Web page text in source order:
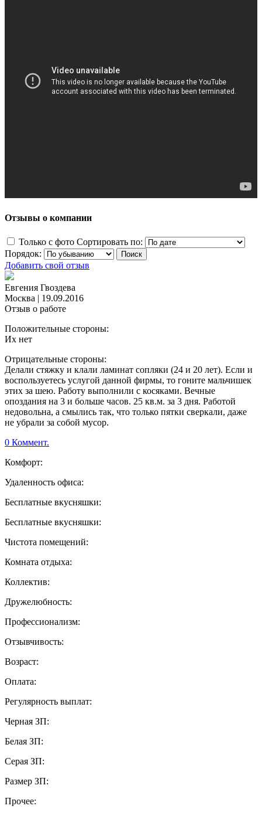
Отзывы о компании
Только с фото Сортировать по:
Порядок:
Добавить свой отзыв
Евгения Гвоздева
Москва | 19.09.2016
Отзыв о работе
Положительные стороны:
Их нет
Отрицательные стороны:
Делали стяжку и клали ламинат сопляки (24 и 20 лет). Если и
воспользуетесь услугой данной фирмы, то гоните мальчишек
этих за шею. Работу выполнили с косяками. Вечные
опоздания на 3 и больше часов. 25 кв.м. за 3 дня. Работой
недовольна, а смылись так, что только пятки сверкали, даже
не убрали за собой мусор.
0 Коммент.
Комфорт:
Удаленность офиса:
Бесплатные вкусняшки:
Бесплатные вкусняшки:
Чистота помещений:
Комната отдыха:
Коллектив:
Дружелюбность:
Профессионализм:
Отзывчивость:
Возраст:
Оплата:
Регулярность выплат:
Черная ЗП:
Белая ЗП:
Серая ЗП:
Размер ЗП:
Прочее: